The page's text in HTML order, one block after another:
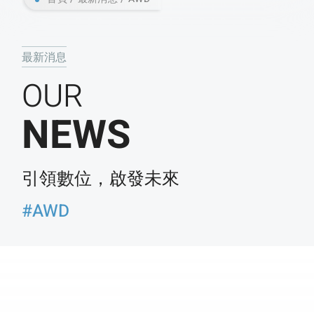
最新消息
OUR
NEWS
引領數位，啟發未來
#AWD